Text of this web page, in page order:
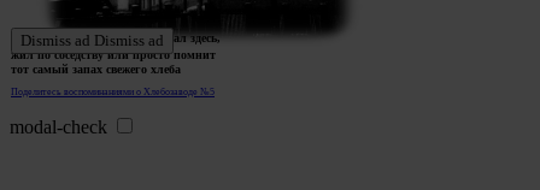
Поделитесь воспоминаниями о Хлебозаводе №5
Ждем истории тех, кто работал здесь,
жил по соседству или просто помнит
тот самый запах свежего хлеба
Dismiss ad Dismiss ad
modal-check